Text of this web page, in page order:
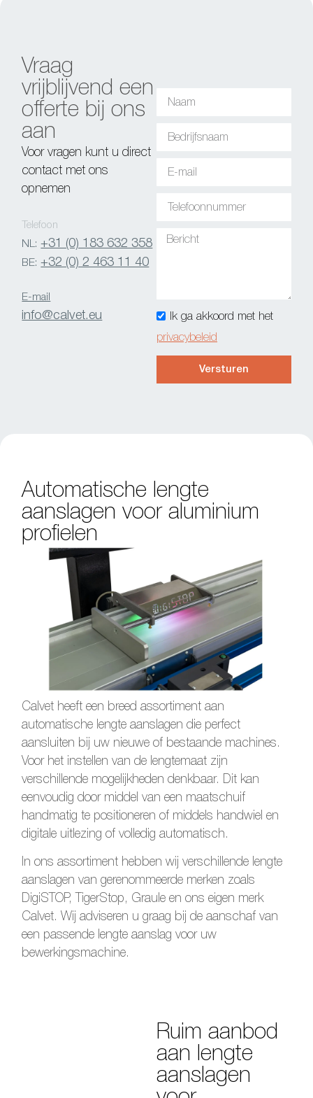
Vraag
vrijblijvend een
offerte bij ons
aan
Voor vragen kunt u direct
contact met ons
opnemen
Telefoon
NL: +31 (0) 183 632 358
BE: +32 (0) 2 463 11 40
E-mail
info@calvet.eu
Ik ga akkoord met het
privacybeleid
Versturen
Automatische lengte
aanslagen voor aluminium
profielen
Calvet heeft een breed assortiment aan
automatische lengte aanslagen die perfect
aansluiten bij uw nieuwe of bestaande machines.
Voor het instellen van de lengtemaat zijn
verschillende mogelijkheden denkbaar. Dit kan
eenvoudig door middel van een maatschuif
handmatig te positioneren of middels handwiel en
digitale uitlezing of volledig automatisch.
In ons assortiment hebben wij verschillende lengte
aanslagen van gerenommeerde merken zoals
DigiSTOP, TigerStop, Graule en ons eigen merk
Calvet. Wij adviseren u graag bij de aanschaf van
een passende lengte aanslag voor uw
bewerkingsmachine.
Ruim aanbod
aan lengte
aanslagen